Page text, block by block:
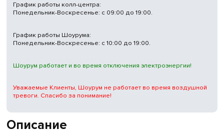
Описание
График работы колл-центра:
Понедельник-Воскресенье: с 09:00 до 19:00.
График работы Шоурума:
Понедельник-Воскресенье: с 10:00 до 19:00.
Шоурум работает и во время отключения электроэнергии!
Уважаемые Клиенты, Шоурум не работает во время воздушной
тревоги. Спасибо за понимание!